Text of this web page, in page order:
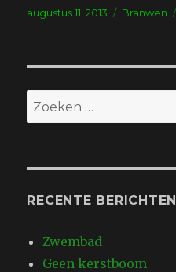
Geplaatst
augustus 11, 2013 Tags
Branwen
Zoeken
naar:
RECENTE BERICHTEN
Zwembad
Geen kerstboom